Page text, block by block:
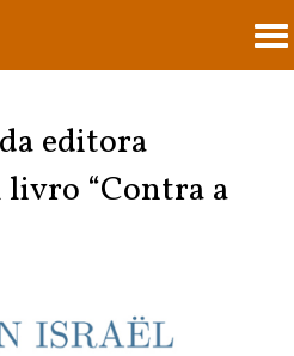
editora
“Contra a